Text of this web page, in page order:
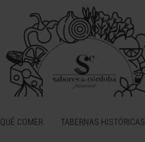
QUÉ COMER TABERNAS HISTÓRICAS